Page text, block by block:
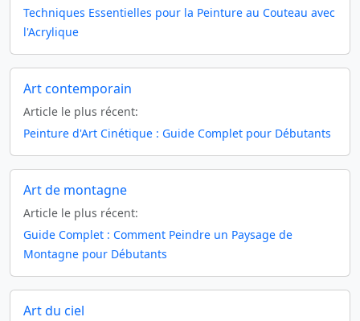
Techniques Essentielles pour la Peinture au Couteau avec
l'Acrylique
Art contemporain
Article le plus récent:
Peinture d'Art Cinétique : Guide Complet pour Débutants
Art de montagne
Article le plus récent:
Guide Complet : Comment Peindre un Paysage de
Montagne pour Débutants
Art du ciel